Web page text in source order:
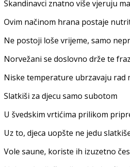
Skandinavci znatno više vjeruju
Ovim načinom hrana postaje
Ne postoji loše vrijeme, samo
Norvežani se doslovno drže te
Niske temperature ubrzavaju rad
Slatkiši za djecu samo subotom
U švedskim vrtićima prilikom
Uz to, djeca uopšte ne jedu
Vole saune, koriste ih izuzetno